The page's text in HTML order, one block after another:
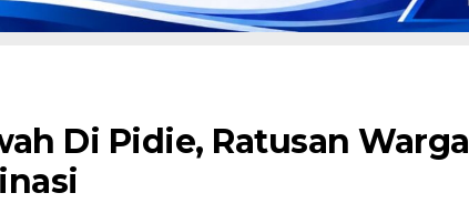
Di Pidie, Ratusan Warga